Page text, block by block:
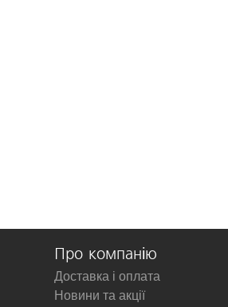
Про компанію
Доставка і оплата
Новини та акції